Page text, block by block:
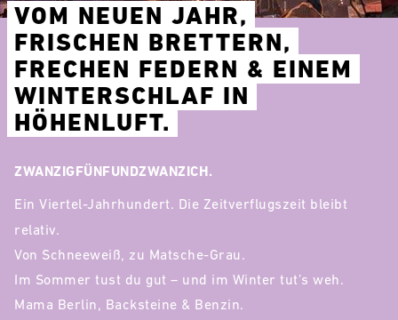
VOM NEUEN JAHR,
FRISCHEN BRETTERN,
FRECHEN FEDERN & EINEM
WINTERSCHLAF IN
HÖHENLUFT.
ZWANZIGFÜNFUNDZWANZICH.
Ein Viertel-Jahrhundert. Die Zeitverflugszeit bleibt
relativ.
Von Schneeweiß, zu Matsche-Grau.
Im Sommer tust du gut – und im Winter tut’s weh.
Mama Berlin, Backsteine & Benzin.